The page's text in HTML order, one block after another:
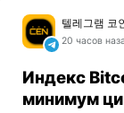
텔레그램 코
20 часов
Индекс
минимум